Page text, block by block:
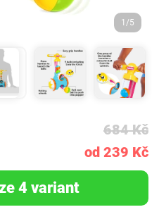
1/5
684 Kč
od 239 Kč
4 variant